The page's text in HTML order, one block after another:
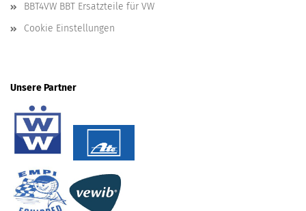
BBT4VW BBT Ersatzteile für VW
Cookie Einstellungen
Unsere Partner